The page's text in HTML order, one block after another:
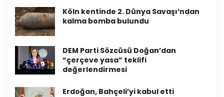
Köln kentinde 2. Dünya Savaşı’ndan
kalma bomba bulundu
DEM Parti Sözcüsü Doğan’dan
“çerçeve yasa” teklifi
değerlendirmesi
Erdoğan, Bahçeli’yi kabul etti